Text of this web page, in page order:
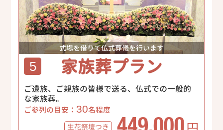
式場を借りて仏式葬儀を行います
5 家族葬プラン
ご遺族、ご親族の皆様で送る、仏式での一般的
な家族葬。
ご参列の目安： 30名程度
生花祭壇つき